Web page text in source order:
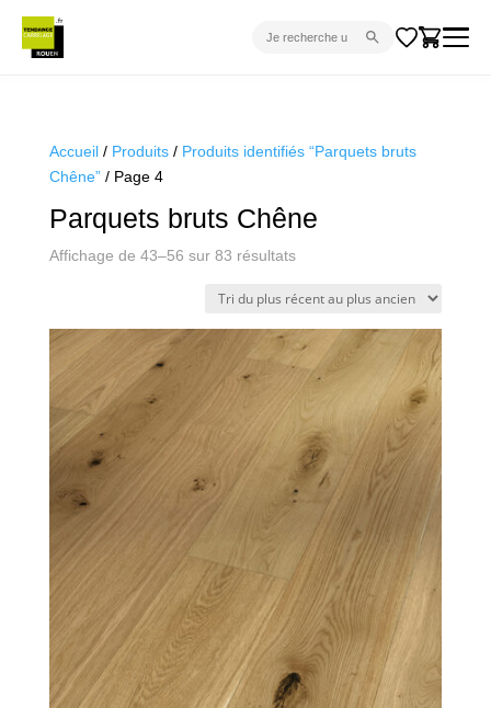
PARQUET
SANITAIRE
VENTES FLASH
DEVIS
CONSEIL
Accueil/ Produits/ Produits identifiés “Parquets bruts
Chêne”/ Page 4
Parquets bruts Chêne
Affichage de 43–56 sur 83 résultatsTrié
plus
récent
au
plus